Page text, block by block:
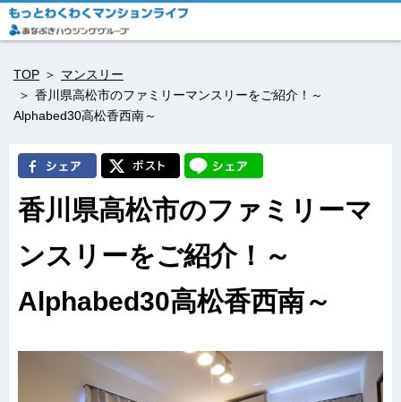
TOP
マンスリー
香川県高松市のファミリーマンスリーをご紹介！～
Alphabed30高松香西南～
香川県高松市のファミリーマ
ンスリーをご紹介！～
Alphabed30高松香西南～